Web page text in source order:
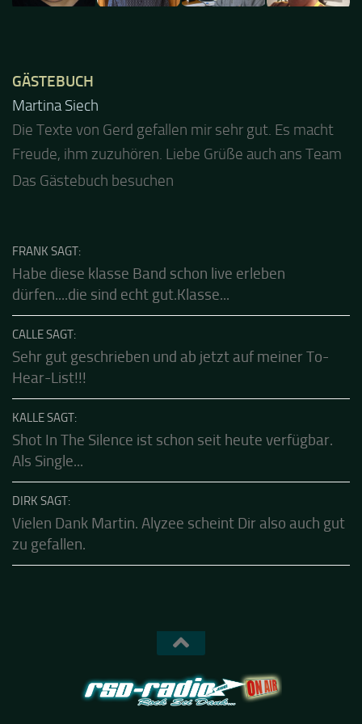
GÄSTEBUCH
Jacel
Guten Abend und auch von uns nochmals besten
Dank für die tolle Mucke zur Party! Der aktuelle Live
FRANK SAGT:
Habe diese klasse Band schon live erleben
dürfen....die sind echt gut.Klasse...
CALLE SAGT:
Sehr gut geschrieben und ab jetzt auf meiner To-
Hear-List!!!
KALLE SAGT:
Shot In The Silence ist schon seit heute verfügbar.
Als Single...
DIRK SAGT:
Vielen Dank Martin. Alyzee scheint Dir also auch gut